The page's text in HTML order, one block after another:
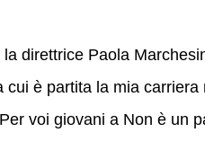
direttrice Paola
è partita la mia
voi giovani a Non è un